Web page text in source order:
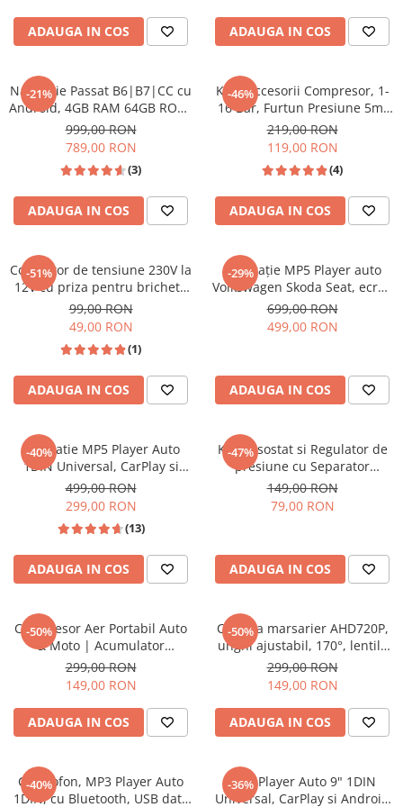
Invertoare auto
Lumini Ambientale
Testere auto
Cabluri Audio
Pompe transfer
Intretinere auto
Aspirator
Camera Endoscop
Trusa cale distributie
Echipamente service auto
Huse volan
Chei si truse chei
Bricolaj
Accesorii compresoare
Aparate de lipit si capsat
Masini de polisat
Prelungitoare
Aeroterme
Compresoare aer
Boxe & Subwoofer Auto
Difuzore Auto
Casti Wireless
Boxe portabile
Amplificatoare auto
ADAUGA IN COS ADAUGA IN COS
-21%
Navigatie Passat B6|B7|CC cu
Android, 4GB RAM 64GB ROM,
DSP, cu CarPlay si Android
Auto Wi-fi, Youtube, Waze,
ecran FHD 10.1 Inch
999,00 RON
789,00 RON
(3)
ADAUGA IN COS
-46%
Kit 8 Accesorii Compresor, 1-
16 Bar, Furtun Presiune 5m,
Pistol de Vopsit și Spălat
219,00 RON
119,00 RON
(4)
ADAUGA IN COS
-51%
Convertor de tensiune 230V la
12V cu priza pentru bricheta
auto - Alimentare rapida si
sigura
99,00 RON
49,00 RON
(1)
ADAUGA IN COS
-29%
Navigație MP5 Player auto
Volkswagen Skoda Seat, ecran
7 inch, CarPlay și Android
Auto Wireless, Bluetooth, FM
AM RDS, USB, 4x45W, ecran 7
699,00 RON
499,00 RON
ADAUGA IN COS
-40%
Navigatie MP5 Player Auto
1DIN Universal, CarPlay si
Android Auto, Bluetooth, 2X
USB frontal, RCA Subwoofer,
ecran 6.2 Inch
499,00 RON
299,00 RON
(13)
ADAUGA IN COS
-47%
Kit Presostat si Regulator de
presiune cu Separator
condens, pentru compresoare
cu conectori rapide, 230V
12BAR Silver
149,00 RON
79,00 RON
ADAUGA IN COS
-50%
Compresor Aer Portabil Auto
& Moto | Acumulator
4000mAh | Display Digital &
Încărcare USB-C
299,00 RON
149,00 RON
ADAUGA IN COS
-50%
Camera marsarier AHD720P,
unghi ajustabil, 170°, lentilă
Golden Fisheye, vedere pe
timp de noapte, rezistentă la
apă, universală
299,00 RON
149,00 RON
ADAUGA IN COS
-40%
Casetofon, MP3 Player Auto
1DIN, cu Bluetooth, USB date
-36%
MP5 Player Auto 9" 1DIN
Universal, CarPlay si Android